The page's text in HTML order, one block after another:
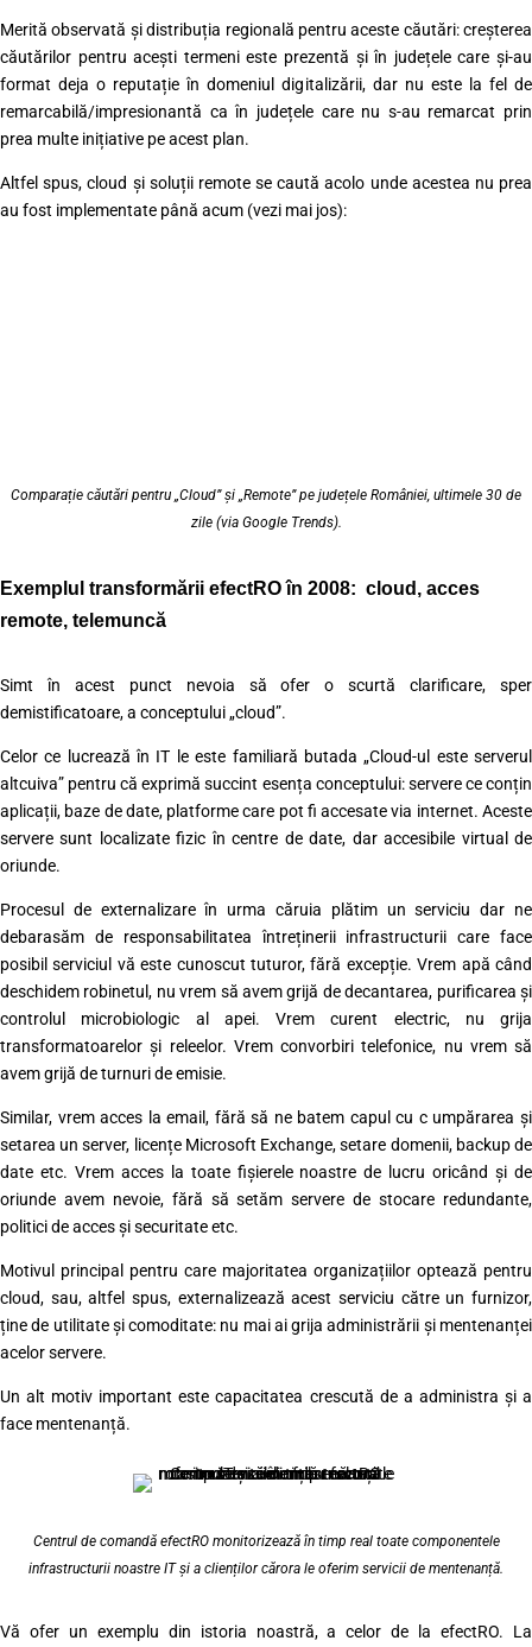
Merită observată și distribuția regională pentru aceste căutări: creșterea
căutărilor pentru acești termeni este prezentă și în județele care și-au
format deja o reputație în domeniul digitalizării, dar nu este la fel de
remarcabilă/impresionantă ca în județele care nu s-au remarcat prin
prea multe inițiative pe acest plan.
Altfel spus, cloud și soluții remote se caută acolo unde acestea nu prea
au fost implementate până acum (vezi mai jos):
Comparație căutări pentru „Cloud” și „Remote” pe județele României, ultimele 30 de
zile (via Google Trends).
Exemplul transformării efectRO în 2008: cloud, acces
remote, telemuncă
Simt în acest punct nevoia să ofer o scurtă clarificare, sper
demistificatoare, a conceptului „cloud”.
Celor ce lucrează în IT le este familiară butada „Cloud-ul este serverul
altcuiva” pentru că exprimă succint esența conceptului: servere ce conțin
aplicații, baze de date, platforme care pot fi accesate via internet. Aceste
servere sunt localizate fizic în centre de date, dar accesibile virtual de
oriunde.
Procesul de externalizare în urma căruia plătim un serviciu dar ne
debarasăm de responsabilitatea întreținerii infrastructurii care face
posibil serviciul vă este cunoscut tuturor, fără excepție. Vrem apă când
deschidem robinetul, nu vrem să avem grijă de decantarea, purificarea și
controlul microbiologic al apei. Vrem curent electric, nu grija
transformatoarelor și releelor. Vrem convorbiri telefonice, nu vrem să
avem grijă de turnuri de emisie.
Similar, vrem acces la email, fără să ne batem capul cu c umpărarea și
setarea un server, licențe Microsoft Exchange, setare domenii, backup de
date etc. Vrem acces la toate fișierele noastre de lucru oricând și de
oriunde avem nevoie, fără să setăm servere de stocare redundante,
politici de acces și securitate etc.
Motivul principal pentru care majoritatea organizațiilor optează pentru
cloud, sau, altfel spus, externalizează acest serviciu către un furnizor,
ține de utilitate și comoditate: nu mai ai grija administrării și mentenanței
acelor servere.
Un alt motiv important este capacitatea crescută de a administra și a
face mentenanță.
Centrul de comandă efectRO monitorizează în timp real toate componentele
infrastructurii noastre IT și a clienților cărora le oferim servicii de mentenanță.
Vă ofer un exemplu din istoria noastră, a celor de la efectRO. La